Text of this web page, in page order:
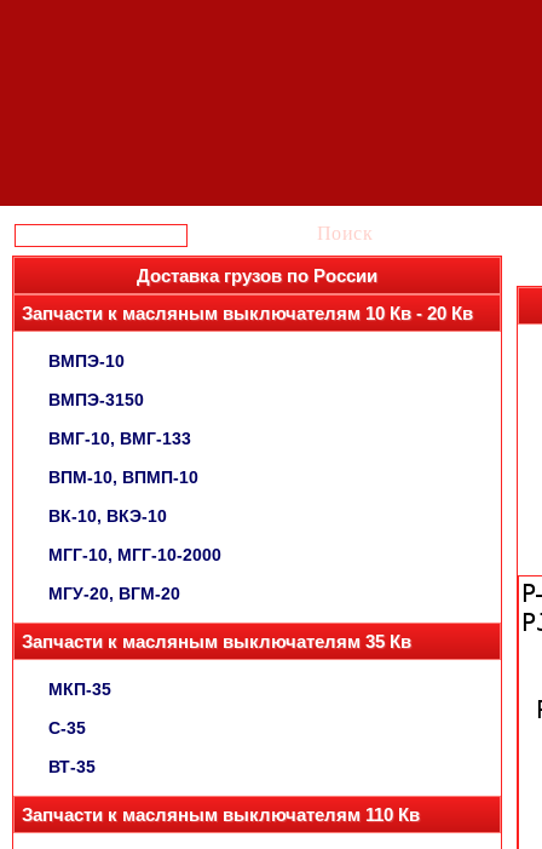
Поиск
Доставка грузов по России
Запчасти к масляным выключателям 10 Кв - 20 Кв
ВМПЭ-10
ВМПЭ-3150
ВМГ-10, ВМГ-133
ВПМ-10, ВПМП-10
ВК-10, ВКЭ-10
МГГ-10, МГГ-10-2000
МГУ-20, ВГМ-20
Запчасти к масляным выключателям 35 Кв
МКП-35
С-35
ВТ-35
Запчасти к масляным выключателям 110 Кв